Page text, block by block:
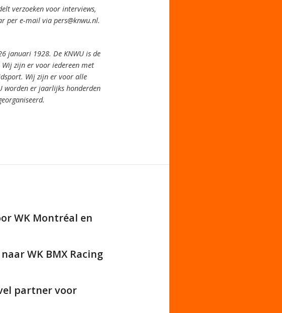
verzoeken voor interviews,
per e-mail via pers@knwu.nl.
januari 1928. De KNWU is de
Wij zijn er voor iedereen met
Wij zijn ervoor alle
worden er jaarlijks honderden
WK Montréal en
WK BMX Racing
partner voor